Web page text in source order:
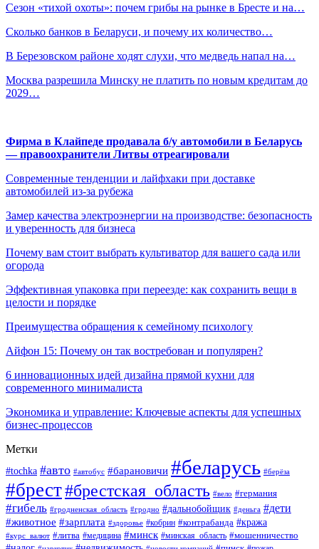
Сезон «тихой охоты»: почем грибы на рынке в Бресте и на…
Сколько банков в Беларуси, и почему их количество…
В Березовском районе ходят слухи, что медведь напал на…
Москва разрешила Минску не платить по новым кредитам до
2029…
Фирма в Клайпеде продавала б/у автомобили в Беларусь
— правоохранители Литвы отреагировали
Современные тенденции и лайфхаки при доставке
автомобилей из-за рубежа
Замер качества электроэнергии на производстве: безопасность
и уверенность для бизнеса
Почему вам стоит выбрать культиватор для вашего сада или
огорода
Эффективная упаковка при переезде: как сохранить вещи в
целости и порядке
Преимущества обращения к семейному психологу
Айфон 15: Почему он так востребован и популярен?
6 инновационных идей дизайна прямой кухни для
современного минималиста
Экономика и управление: Ключевые аспекты для успешных
бизнес-процессов
Метки
#tochka #авто #автобус #барановичи #беларусь #берёза
#брест#брестская_область #вело #германия
#гибель #гродненская_область #гродно #дальнобойщик #деньга #дети
#животное #зарплата #здоровье #кобрин #контрабанда #кража
#курс_валют #литва #медицина #минск #минская_область #мошенничество